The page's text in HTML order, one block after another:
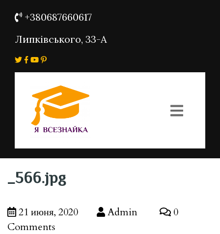
+380687660617
Липківського, 33-А
_566.jpg
21 июня, 2020 Admin
0
Comments